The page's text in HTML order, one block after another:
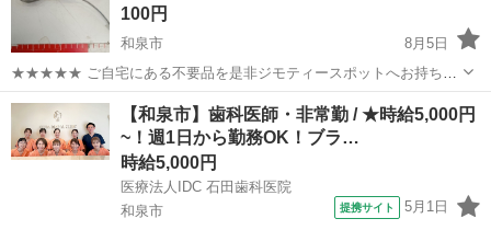
100円
和泉市
8月5日
★★★★★ ご自宅にある不要品を是非ジモティースポットへお持ち込
みしませんか？ 家電、趣味・スポーツ・レジャー用品、こども用品、
衣料服飾品、生活雑貨、家具、本、CD・DVDなどが無料でまとめて持
ち込めます！ ※詳細はこ...
大阪 和泉市 電話、ＦＡＸ モジュラーケーブル
【和泉市】歯科医師・非常勤 / ★時給5,000円
~！週1日から勤務OK！ブラ…
時給5,000円
医療法人IDC 石田歯科医院
和泉市
提携サイト 5月1日